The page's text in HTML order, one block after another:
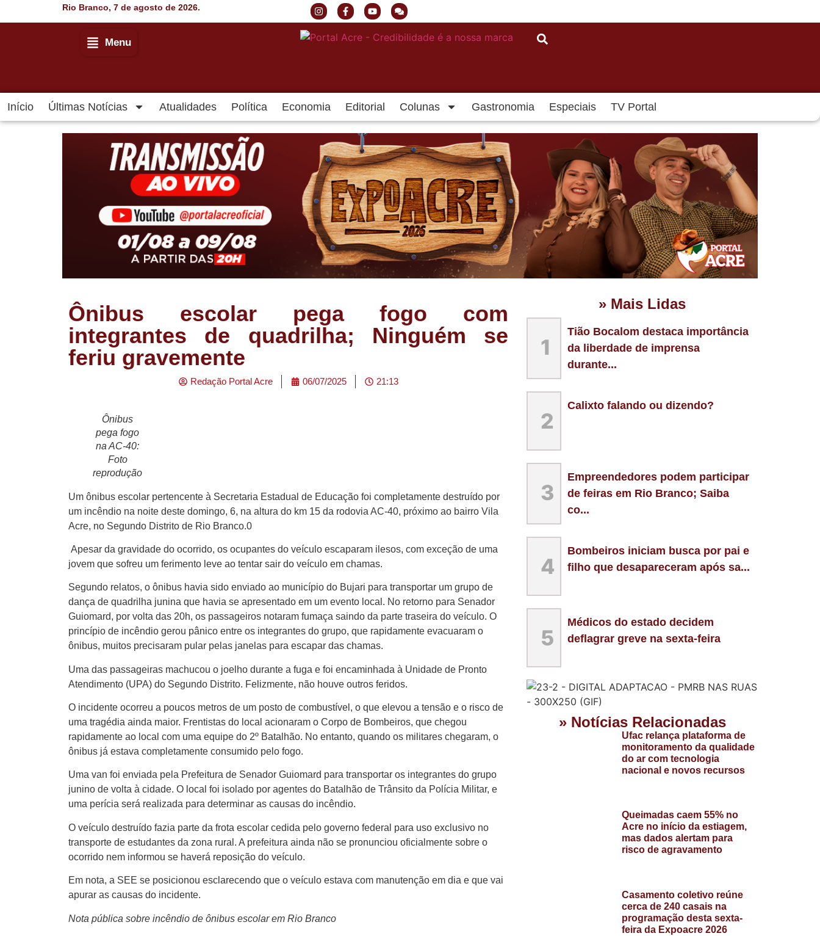
Rio Branco, 7 de agosto de 2026.
Menu
Início Últimas Notícias Atualidades Política Economia Editorial Colunas Gastronomia Especiais TV Portal
Ônibus escolar pega fogo com
integrantes de quadrilha; Ninguém se
feriu gravemente
Redação Portal Acre 06/07/2025 21:13
Ônibus
pega fogo
na AC-40:
Foto
reprodução
Um ônibus escolar pertencente à Secretaria Estadual de Educação foi completamente destruído por
um incêndio na noite deste domingo, 6, na altura do km 15 da rodovia AC-40, próximo ao bairro Vila
Acre, no Segundo Distrito de Rio Branco.0
Apesar da gravidade do ocorrido, os ocupantes do veículo escaparam ilesos, com exceção de uma
jovem que sofreu um ferimento leve ao tentar sair do veículo em chamas.
Segundo relatos, o ônibus havia sido enviado ao município do Bujari para transportar um grupo de
dança de quadrilha junina que havia se apresentado em um evento local. No retorno para Senador
Guiomard, por volta das 20h, os passageiros notaram fumaça saindo da parte traseira do veículo. O
princípio de incêndio gerou pânico entre os integrantes do grupo, que rapidamente evacuaram o
ônibus, muitos precisaram pular pelas janelas para escapar das chamas.
Uma das passageiras machucou o joelho durante a fuga e foi encaminhada à Unidade de Pronto
Atendimento (UPA) do Segundo Distrito. Felizmente, não houve outros feridos.
O incidente ocorreu a poucos metros de um posto de combustível, o que elevou a tensão e o risco de
uma tragédia ainda maior. Frentistas do local acionaram o Corpo de Bombeiros, que chegou
rapidamente ao local com uma equipe do 2º Batalhão. No entanto, quando os militares chegaram, o
ônibus já estava completamente consumido pelo fogo.
Uma van foi enviada pela Prefeitura de Senador Guiomard para transportar os integrantes do grupo
junino de volta à cidade. O local foi isolado por agentes do Batalhão de Trânsito da Polícia Militar, e
uma perícia será realizada para determinar as causas do incêndio.
O veículo destruído fazia parte da frota escolar cedida pelo governo federal para uso exclusivo no
transporte de estudantes da zona rural. A prefeitura ainda não se pronunciou oficialmente sobre o
ocorrido nem informou se haverá reposição do veículo.
Em nota, a SEE se posicionou esclarecendo que o veículo estava com manutenção em dia e que vai
apurar as causas do incidente.
Nota pública sobre incêndio de ônibus escolar em Rio Branco
» Mais Lidas
1
Tião Bocalom destaca importância
da liberdade de imprensa
durante...
2
Calixto falando ou dizendo?
3
Empreendedores podem participar
de feiras em Rio Branco; Saiba
co...
4
Bombeiros iniciam busca por pai e
filho que desapareceram após sa...
5
Médicos do estado decidem
deflagrar greve na sexta-feira
» Notícias Relacionadas
Ufac relança plataforma de
monitoramento da qualidade
do ar com tecnologia
nacional e novos recursos
Queimadas caem 55% no
Acre no início da estiagem,
mas dados alertam para
risco de agravamento
Casamento coletivo reúne
cerca de 240 casais na
programação desta sexta-
feira da Expoacre 2026